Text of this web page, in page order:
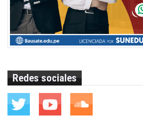
Redes sociales